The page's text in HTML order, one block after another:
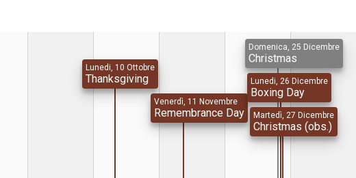
Lunedi, 10 Ottobre
Thanksgiving
Venerdì, 11 Novembre
Remembrance Day
Domenica, 25 Dicembre
Christmas
Lunedi, 26 Dicembre
Boxing Day
Martedì, 27 Dicembre
Christmas (obs.)